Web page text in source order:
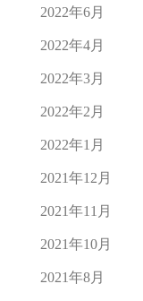
2022年6月
2022年4月
2022年3月
2022年2月
2022年1月
2021年12月
2021年11月
2021年10月
2021年8月